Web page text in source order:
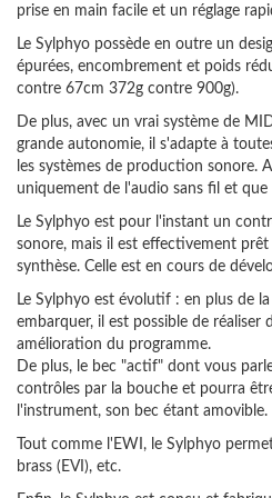
prise en main facile et un réglage
Le Sylphyo possède en outre un
épurées, encombrement et poids
contre 67cm 372g contre 900g).
De plus, avec un vrai système de
grande autonomie, il s'adapte à
les systèmes de production sonore.
uniquement de l'audio sans fil et
Le Sylphyo est pour l'instant un
sonore, mais il est effectivement
synthèse. Celle est en cours de
Le Sylphyo est évolutif : en plus de
embarquer, il est possible de réaliser
amélioration du programme.
De plus, le bec "actif" dont vous
contrôles par la bouche et pourra
l'instrument, son bec étant amovible.
Tout comme l'EWI, le Sylphyo
brass (EVI), etc.